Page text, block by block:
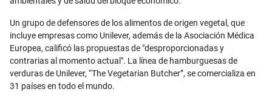
Un grupo de defensores de los alimentos de origen vegetal, que
incluye empresas como Unilever, además de la Asociación Médica
Europea, calificó las propuestas de "desproporcionadas y
contrarias al momento actual". La línea de hamburguesas de
verduras de Unilever, “The Vegetarian Butcher”, se comercializa en
31 países en todo el mundo.